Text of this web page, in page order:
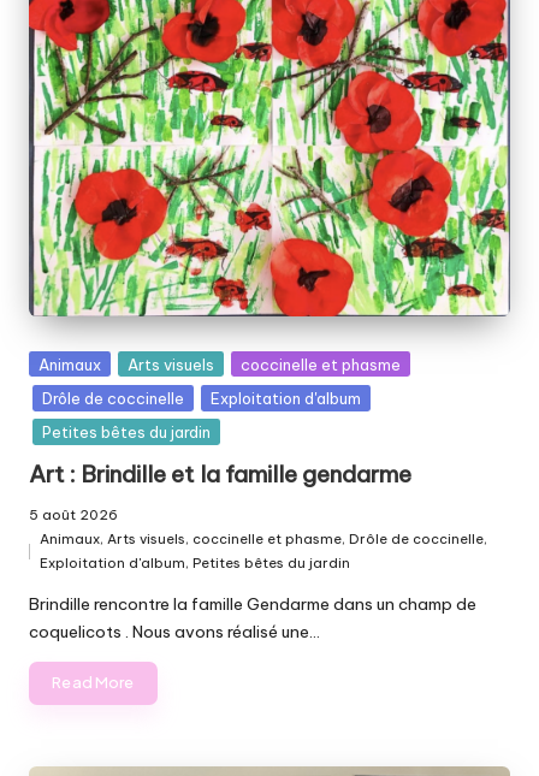
le
p
ai
ll
e
t
é
e
Posted
in
Animaux Arts visuels
coccinelle et phasme
Drôle de coccinelle
Exploitation d'album
Petites bêtes du jardin
Art : Brindille et la famille gendarme
5 août 2026
Posted
Animaux,Arts visuels, coccinelle et phasme,Drôle de coccinelle,
Exploitation d'album,Petites bêtes du jardin
Brindille rencontre la famille Gendarme dans un champ de
coquelicots . Nous avons réalisé une…
Read More